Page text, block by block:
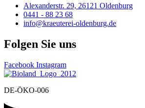
Alexanderstr. 29, 26121 Oldenburg
0441 - 88 23 68
info@kraeuterei-oldenburg.de
Folgen Sie uns
Facebook Instagram
DE-ÖKO-006